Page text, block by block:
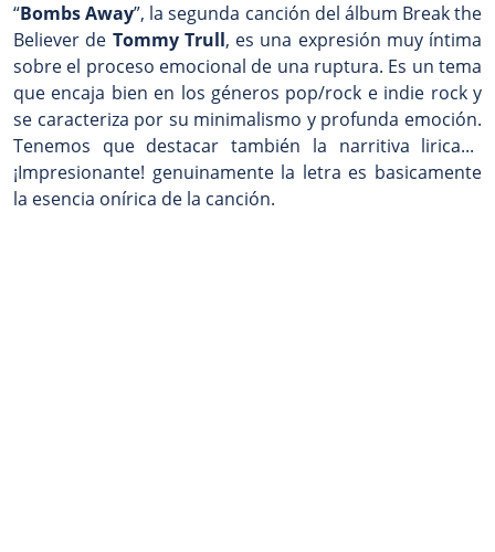
“Bombs Away”, la segunda canción del álbum Break the
Believer de Tommy Trull, es una expresión muy íntima
sobre el proceso emocional de una ruptura. Es un tema
que encaja bien en los géneros pop/rock e indie rock y
se caracteriza por su minimalismo y profunda emoción.
Tenemos que destacar también la narritiva lirica...
¡Impresionante! genuinamente la letra es basicamente
la esencia onírica de la canción.